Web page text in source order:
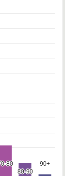
80
80
80-90
80-90
90+
90+